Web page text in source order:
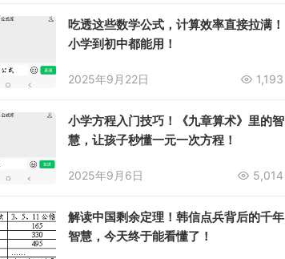
吃透这些数学公式，计算效率直接拉满！
小学到初中都能用！
2025年9月22日 1,193
小学方程入门技巧！《九章算术》里的智
慧，让孩子秒懂一元一次方程！
2025年9月6日 5,014
解读中国剩余定理！韩信点兵背后的千年
智慧，今天终于能看懂了！